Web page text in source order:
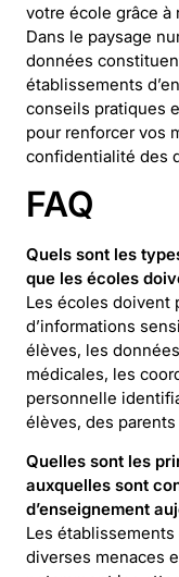
votre école grâce
Dans le paysage
données
établissements
conseils pratiques
pour renforcer vos
confidentialité des
FAQ
Quels sont les
que les écoles
Les écoles doivent
d’informations
élèves, les
médicales, les
personnelle
élèves, des
Quelles sont les
auxquelles sont
d’enseignement
Les
diverses menaces